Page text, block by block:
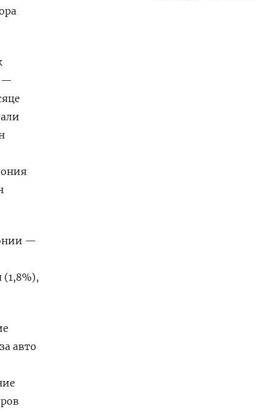
—
—
(1,8%),
авто